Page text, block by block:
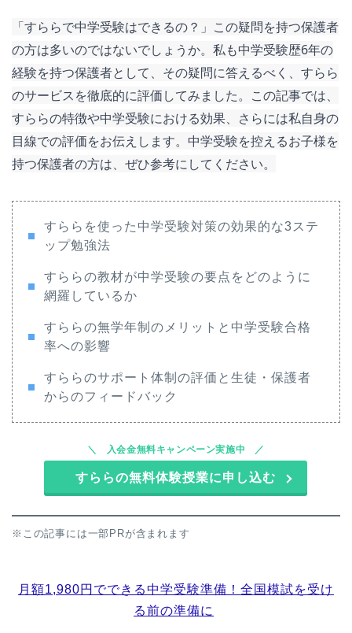
「すららで中学受験はできるの？」この疑問を持つ保護者
の方は多いのではないでしょうか。私も中学受験歴6年の
経験を持つ保護者として、その疑問に答えるべく、すらら
のサービスを徹底的に評価してみました。この記事では、
すららの特徴や中学受験における効果、さらには私自身の
目線での評価をお伝えします。中学受験を控えるお子様を
持つ保護者の方は、ぜひ参考にしてください。
すららを使った中学受験対策の効果的な3ステ
ップ勉強法
すららの教材が中学受験の要点をどのように
網羅しているか
すららの無学年制のメリットと中学受験合格
率への影響
すららのサポート体制の評価と生徒・保護者
からのフィードバック
入会金無料キャンペーン実施中
すららの無料体験授業に申し込む
※この記事には一部PRが含まれます
月額1,980円でできる中学受験準備！全国模試を受け
る前の準備に